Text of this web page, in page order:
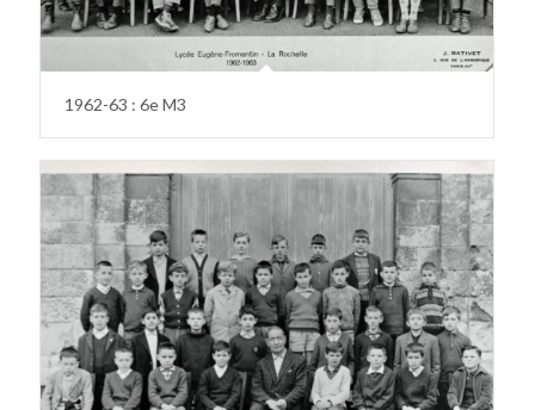
1962-63 : 6e M3